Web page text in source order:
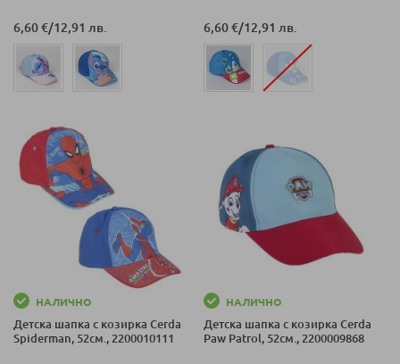
6,60 €/12,91 лв. 6,60 €/12,91 лв.
НАЛИЧНО
Детска шапка с козирка Cerda
Spiderman, 52см., 2200010111
НАЛИЧНО
Детска шапка с козирка Cerda
Paw Patrol, 52см., 2200009868